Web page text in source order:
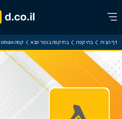
דף הבית בתי קפה בתי קפה בכפר סבא קפה אוגוסט